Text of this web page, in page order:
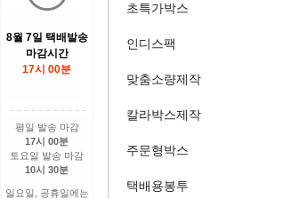
8월 7일 택배발송
마감시간
17시 00분
평일 발송 마감
17시 00분
토요일 발송 마감
10시 30분
일요일, 공휴일에는
초특가박스
인디스팩
맞춤소량제작
칼라박스제작
주문형박스
택배용봉투